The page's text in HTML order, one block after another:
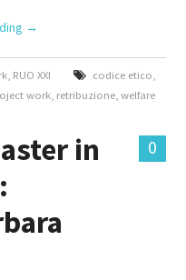
→
, RUO XXI codice etico
work retribuzione ,welfare
0
in